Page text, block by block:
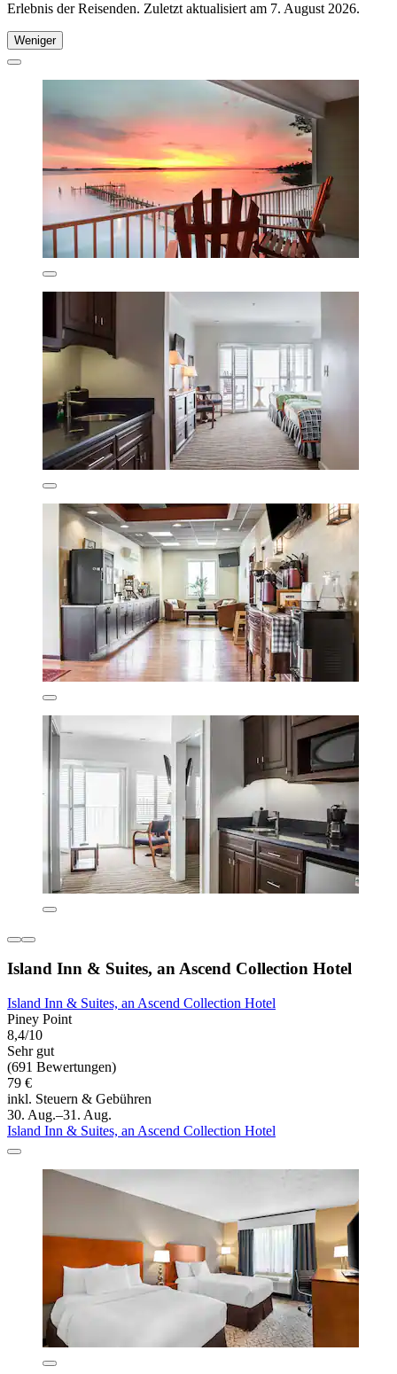
Erlebnis der Reisenden. Zuletzt aktualisiert am 7. August 2026.
Weniger
Island Inn & Suites, an Ascend Collection Hotel
Island Inn & Suites, an Ascend Collection Hotel
Piney Point
8,4/10
Sehr gut
(691 Bewertungen)
79 €
inkl. Steuern & Gebühren
30. Aug.–31. Aug.
Island Inn & Suites, an Ascend Collection Hotel